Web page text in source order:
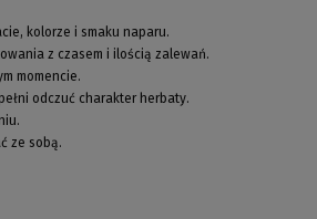
kolorze i smaku naparu.
z czasem i ilością zalewań.
momencie.
odczuć charakter herbaty.
ze sobą.